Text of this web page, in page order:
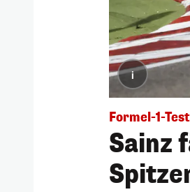
i
Formel-1-
Sainz